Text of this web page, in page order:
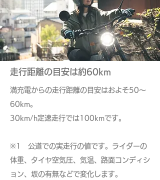
走行距離の目安は約60km
満充電からの走行距離の目安はおよそ50～
60km。
30km/h定速走行では100kmです。
​※1 公道での実走行の値です。ライダーの
体重、タイヤ空気圧、気温、路面コンディシ
ョン、坂の有無などで変化します。